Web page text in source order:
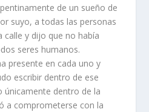
de un sueño de
suyo, a todas las personas
calle y dijo que no había
seres humanos.
presente en cada uno y
escribir dentro de ese
únicamente dentro de la
a comprometerse con la